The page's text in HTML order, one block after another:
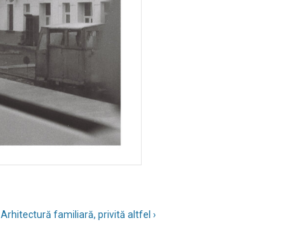
Arhitectură familiară, privită altfel ›